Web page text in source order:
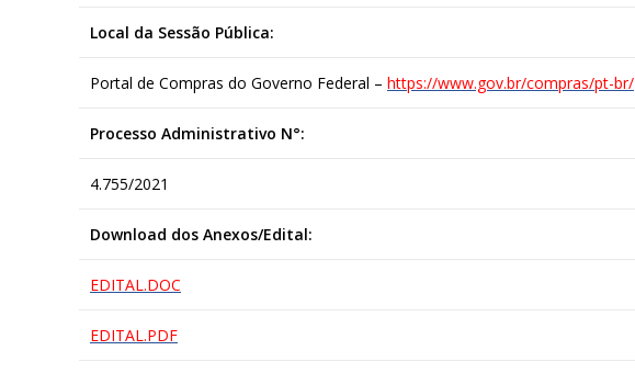
Local da Sessão Pública:
Portal de Compras do Governo Federal – https://www.gov.br/compras/pt-br/
Processo Administrativo N°:
4.755/2021
Download dos Anexos/Edital:
EDITAL.DOC
EDITAL.PDF